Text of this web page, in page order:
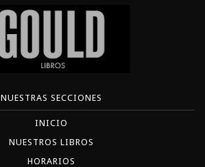
NUESTRAS SECCIONES
INICIO
NUESTROS LIBROS
HORARIOS